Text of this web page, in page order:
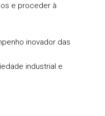
e proceder à
inovador das
industrial e